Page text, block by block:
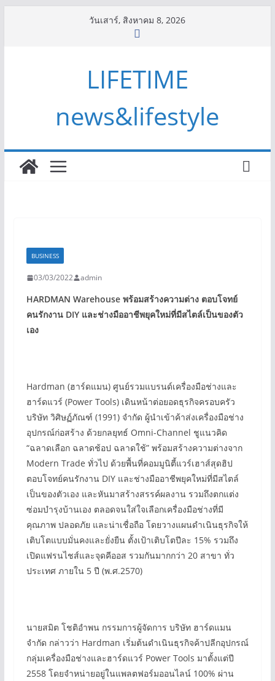
วันเสาร์, สิงหาคม 8, 2026
LIFETIME
news&lifestyle
BUSINESS
03/03/2022 admin
HARDMAN Warehouse พร้อมสร้างความต่าง ตอบโจทย์
คนรักงาน DIY และช่างมืออาชีพยุคใหม่ที่มีสไตล์เป็นของตัว
เอง
Hardman (ฮาร์ดแมน) ศูนย์รวมแบรนด์เครื่องมือช่างและ
ฮาร์ดแวร์ (Power Tools) เดินหน้าต่อยอดธุรกิจครอบครัว
บริษัท วิศิษฏ์ภัณฑ์ (1991) จำกัด ผู้นำเข้าค้าส่งเครื่องมือช่าง
อุปกรณ์ก่อสร้าง ด้วยกลยุทธ์ Omni-Channel ชูแนวคิด
“ฉลาดเลือก ฉลาดช้อป ฉลาดใช้” พร้อมสร้างความต่างจาก
Modern Trade ทั่วไป ด้วยพื้นที่คอมมูนิตี้แวร์เฮาส์สุดฮิป
ตอบโจทย์คนรักงาน DIY และช่างมืออาชีพยุคใหม่ที่มีสไตล์
เป็นของตัวเอง และหันมาสร้างสรรค์ผลงาน รวมถึงตกแต่ง
ซ่อมบำรุงบ้านเอง ตลอดจนใส่ใจเลือกเครื่องมือช่างที่มี
คุณภาพ ปลอดภัย และน่าเชื่อถือ โดยวางแผนดำเนินธุรกิจให้
เติบโตแบบมั่นคงและยั่งยืน ตั้งเป้าเติบโตปีละ 15% รวมถึง
เปิดแฟรนไชส์และจุดคีออส รวมกันมากกว่า 20 สาขา ทั่ว
ประเทศ ภายใน 5 ปี (พ.ศ.2570)
นายสมิต โชติอำพน กรรมการผู้จัดการ บริษัท ฮาร์ดแมน
จำกัด กล่าวว่า Hardman เริ่มต้นดำเนินธุรกิจค้าปลีกอุปกรณ์
กลุ่มเครื่องมือช่างและฮาร์ดแวร์ Power Tools มาตั้งแต่ปี
2558 โดยจำหน่ายอยู่ในแพลตฟอร์มออนไลน์ 100% ผ่าน